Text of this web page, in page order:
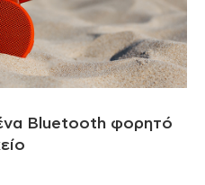
ένα Bluetooth φορητό